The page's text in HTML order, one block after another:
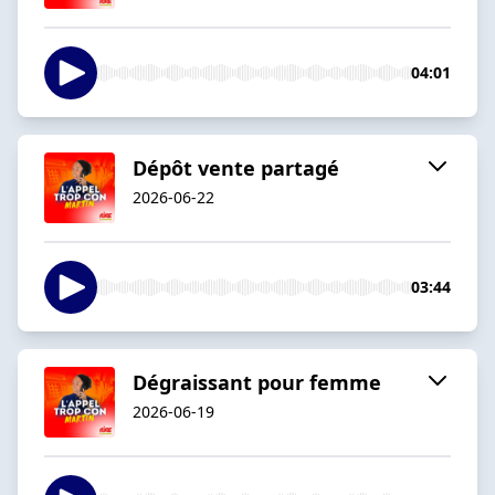
04:01
Dépôt vente partagé
2026-06-22
03:44
Dégraissant pour femme
2026-06-19